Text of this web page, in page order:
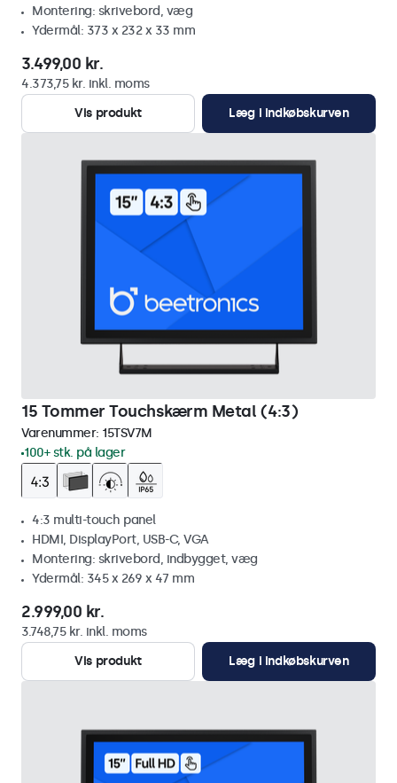
Montering: skrivebord, væg
Ydermål: 373 x 232 x 33 mm
3.499,00 kr.
4.373,75 kr. inkl. moms
Vis produkt
Læg i indkøbskurven
15 Tommer Touchskærm Metal (4:3)
Varenummer: 15TSV7M
100+ stk. på lager
4:3 multi-touch panel
HDMI, DisplayPort, USB-C, VGA
Montering: skrivebord, indbygget, væg
Ydermål: 345 x 269 x 47 mm
2.999,00 kr.
3.748,75 kr. inkl. moms
Vis produkt
Læg i indkøbskurven